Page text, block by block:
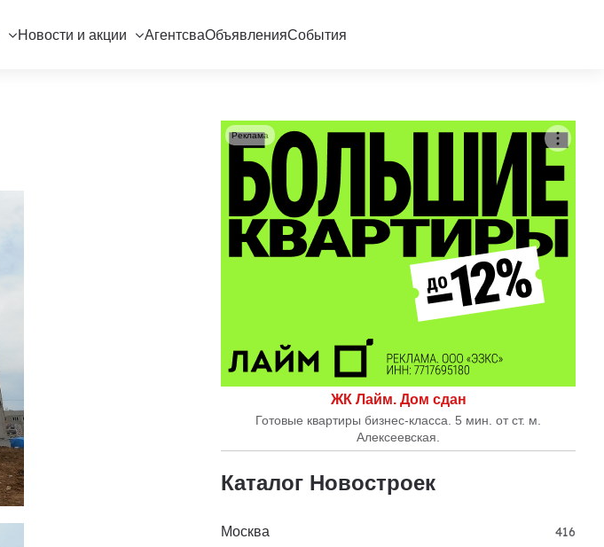
Новости и акции АгентсваОбъявленияСобытия
ЖК Лайм. Дом сдан
Готовые квартиры бизнес-класса. 5 мин. от ст. м.
Алексеевская.
Реклама
Каталог Новостроек
Москва 416